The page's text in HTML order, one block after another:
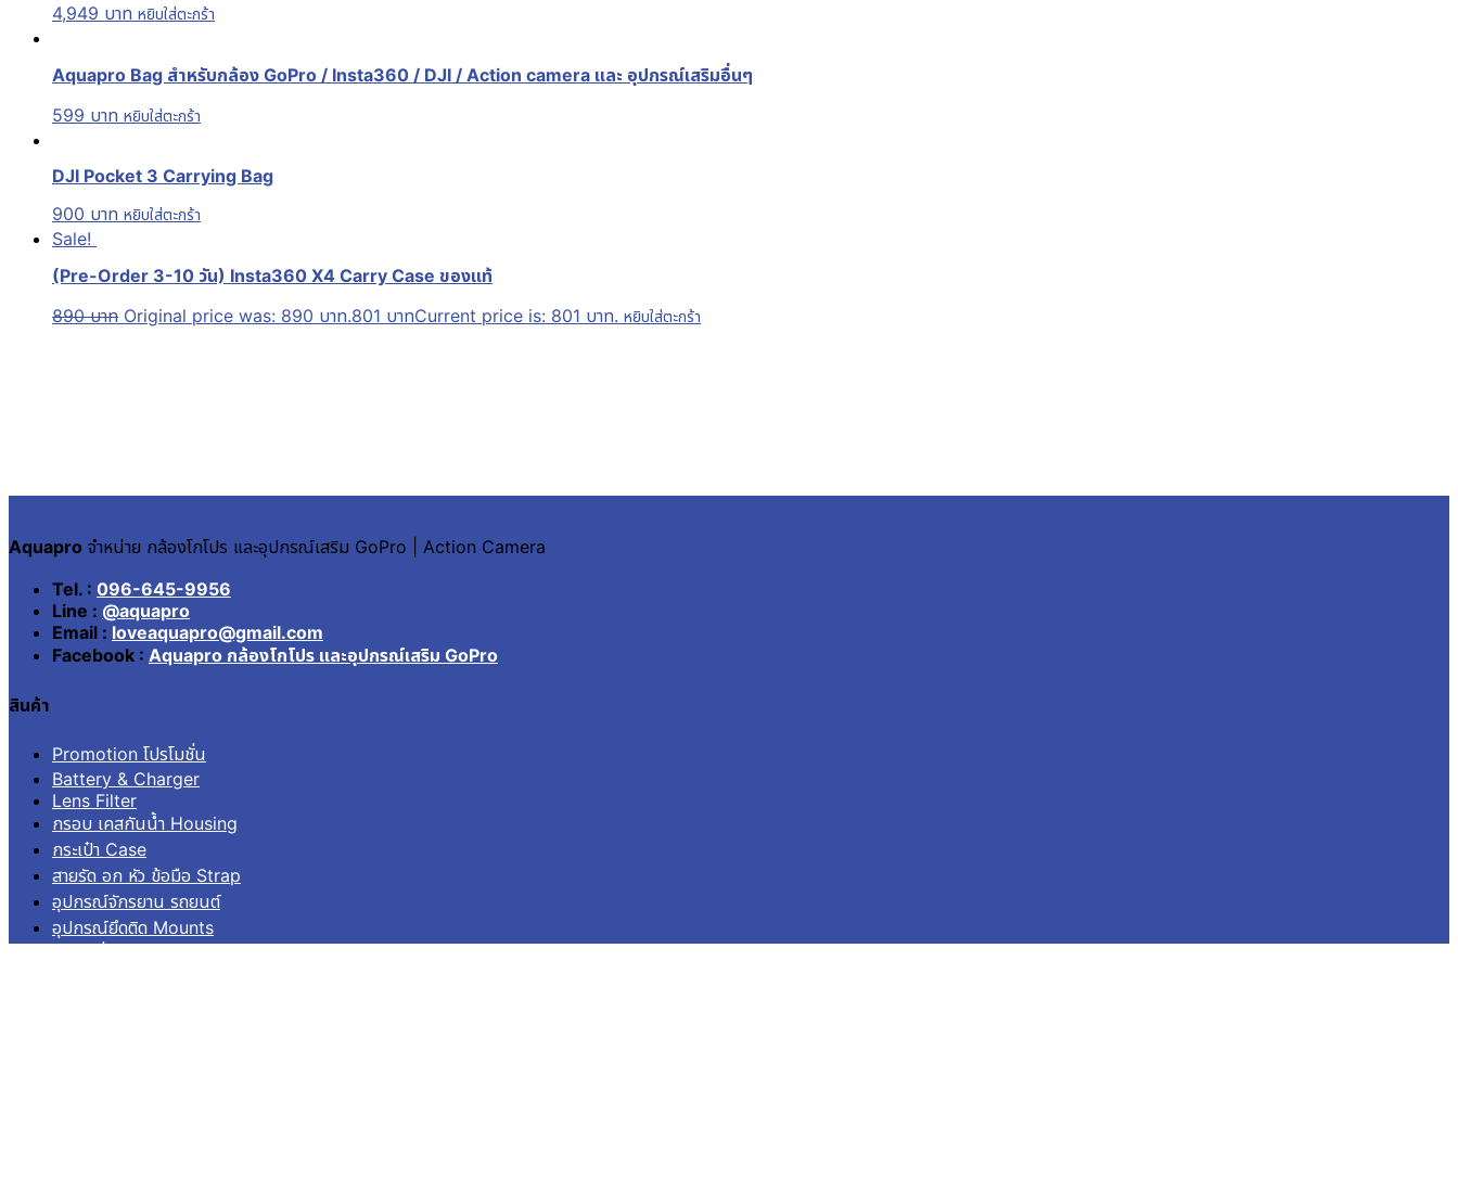
4,949 บาท หยิบใส่ตะกร้า
Aquapro Bag สำหรับกล้อง GoPro / Insta360 / DJI / Action camera และ อุปกรณ์เสริมอื่นๆ
599 บาท หยิบใส่ตะกร้า
DJI Pocket 3 Carrying Bag
900 บาท หยิบใส่ตะกร้า
Sale!
(Pre-Order 3-10 วัน) Insta360 X4 Carry Case ของแท้
890บาท Original price was: 890 บาท.801 บาทCurrent price is: 801 บาท. หยิบใส่ตะกร้า
Aquapro จำหน่าย กล้องโกโปร และอุปกรณ์เสริม GoPro | Action Camera
Tel. : 096-645-9956
Line : @aquapro
Email : loveaquapro@gmail.com
Facebook : Aquapro กล้องโกโปร และอุปกรณ์เสริม GoPro
สินค้า
Promotion โปรโมชั่น
Battery & Charger
Lens Filter
กรอบ เคสกันน้ำ Housing
กระเป๋า Case
สายรัด อก หัว ข้อมือ Strap
อุปกรณ์จักรยาน รถยนต์
อุปกรณ์ยึดติด Mounts